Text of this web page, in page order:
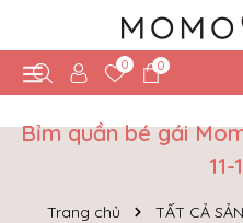
0 0
Bỉm quần bé gái
Trang chủ TẤT CẢ